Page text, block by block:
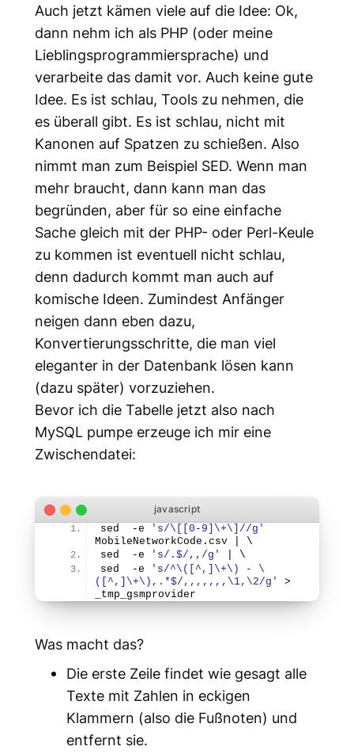
Auch jetzt kämen viele auf die Idee: Ok,
dann nehm ich als PHP (oder meine
Lieblingsprogrammiersprache) und
verarbeite das damit vor. Auch keine gute
Idee. Es ist schlau, Tools zu nehmen, die
es überall gibt. Es ist schlau, nicht mit
Kanonen auf Spatzen zu schießen. Also
nimmt man zum Beispiel SED. Wenn man
mehr braucht, dann kann man das
begründen, aber für so eine einfache
Sache gleich mit der PHP- oder Perl-Keule
zu kommen ist eventuell nicht schlau,
denn dadurch kommt man auch auf
komische Ideen. Zumindest Anfänger
neigen dann eben dazu,
Konvertierungsschritte, die man viel
eleganter in der Datenbank lösen kann
(dazu später) vorzuziehen.
Bevor ich die Tabelle jetzt also nach
MySQL pumpe erzeuge ich mir eine
Zwischendatei:
sed  -e 's/\[ [0-9] \+\] //g'
MobileNetworkCode. csv | \
sed  -e
's/.$/,,/g'
| \
sed  -e
's/^\( [^,] \+\) - \
( [^,] \+\) ,.*$/,,,,,,, \1, \2/g'
>
_tmp_gsmprovider
Was macht das?
Die erste Zeile findet wie gesagt alle
Texte mit Zahlen in eckigen
Klammern (also die Fußnoten) und
entfernt sie.